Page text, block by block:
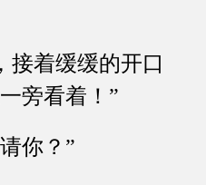
着缓缓的开口
旁看着！”
你？”